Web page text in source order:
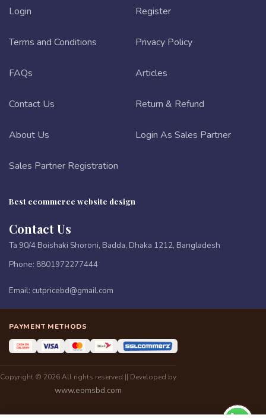
Login Register
Terms and Conditions Privacy Policy
FAQs Articles
Contact Us Return & Refund
About Us Login As Sales Partner
Sales Partner Registration
Best ecommerce website design
Contact Us
Ta 90/4 Boishaki Shoroni, Badda, Dhaka 1212, Bangladesh
Phone: 8801972277444
Email: cutpricebd@gmail.com
PAYMENT METHODS
Copyright © 2026 All rights reserved || Developed by
www.eomsbd.com